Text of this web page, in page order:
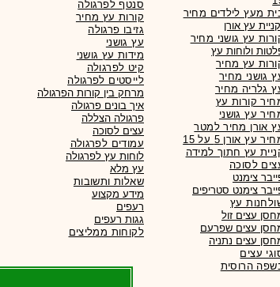
סנטף לפרגולה
קורות עץ מחיר
גזיבו פרגולה
עץ גושני
מידות עץ גושני
קיט לפרגולה
לייסטים לפרגולה
מרחק בין קורות הפרגולה
איך בונים פרגולה
פרגולה הצללה
עצים לסוכה
עמודים לפרגולה
לוחות עץ לפרגולה
עץ מלא
שאלות ותשובות
מידע מקצוע
רעפים
גגות רעפים
לקוחות ממליצים
מעץ לילדים מחיר
עץ גושני מחיר
ולוחות עץ
עץ מחיר
גושני מחיר
גלריה מחיר
קורות עץ
עץ גושני
אורן מחיר למטר
עץ אורן 5 על 15
עץ חתוך למידה
לסוכה
צימנט
צימנט סטריפים
עץ
עצים זול
עצים שפרעם
עצים נתניה
עצים
הרוסית